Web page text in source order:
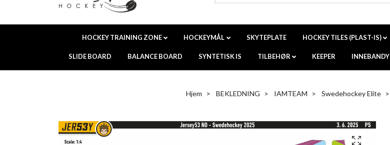
HOCKEY TRAINING ZONE HOCKEYMÅL SKYTEPLATE HOCKEY TILES (PLAST-IS)
SLIDE BOARD BALANCE BOARD SYNTETISK IS TILBEHØR KEEPER INNEBANDY
Hjem BEKLEDNING IAMTEAM Swedehockey Elite